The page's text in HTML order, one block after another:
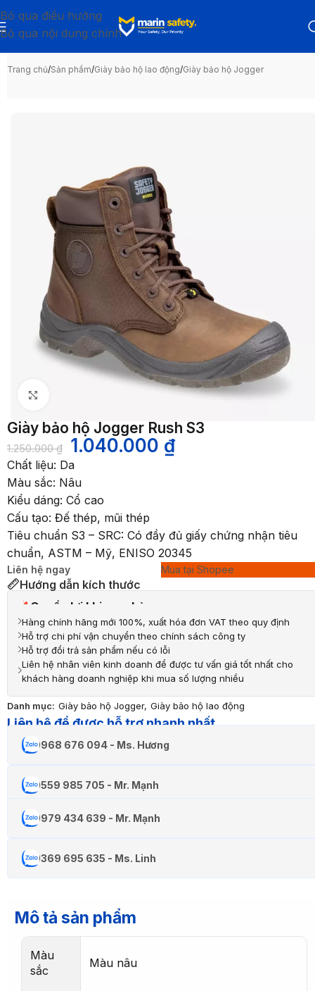
Bỏ qua điều hướng
Bỏ qua nội dung chính
Trang chủ/Sản phẩm/Giày bảo hộ lao động/Giày bảo hộ Jogger
Giày bảo hộ Jogger Rush S3
1.250.000₫ 1.040.000 ₫
Chất liệu: Da
Màu sắc: Nâu
Kiểu dáng: Cổ cao
Cấu tạo: Đế thép, mũi thép
Tiêu chuẩn S3 – SRC: Có đầy đủ giấy chứng nhận tiêu
chuẩn, ASTM – Mỹ, ENISO 20345
Liên hệ ngay Mua tại Shopee
Hướng dẫn kích thước
Quyền lợi khi mua hàng
Hàng chính hãng mới 100%, xuất hóa đơn VAT theo quy định
Hỗ trợ chi phí vận chuyển theo chính sách công ty
Hỗ trợ đổi trả sản phẩm nếu có lỗi
Liên hệ nhân viên kinh doanh để được tư vấn giá tốt nhất cho
khách hàng doanh nghiệp khi mua số lượng nhiều
Danh mục: Giày bảo hộ Jogger, Giày bảo hộ lao động
Liên hệ để được hỗ trợ nhanh nhất
0968 676 094 - Ms. Hương
0559 985 705 - Mr. Mạnh
0979 434 639 - Mr. Mạnh
0369 695 635 - Ms. Linh
Mô tả sản phẩm
Màu
sắc
Màu nâu